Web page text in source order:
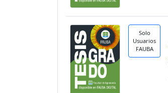
Solo
Usuarios
FAUBA